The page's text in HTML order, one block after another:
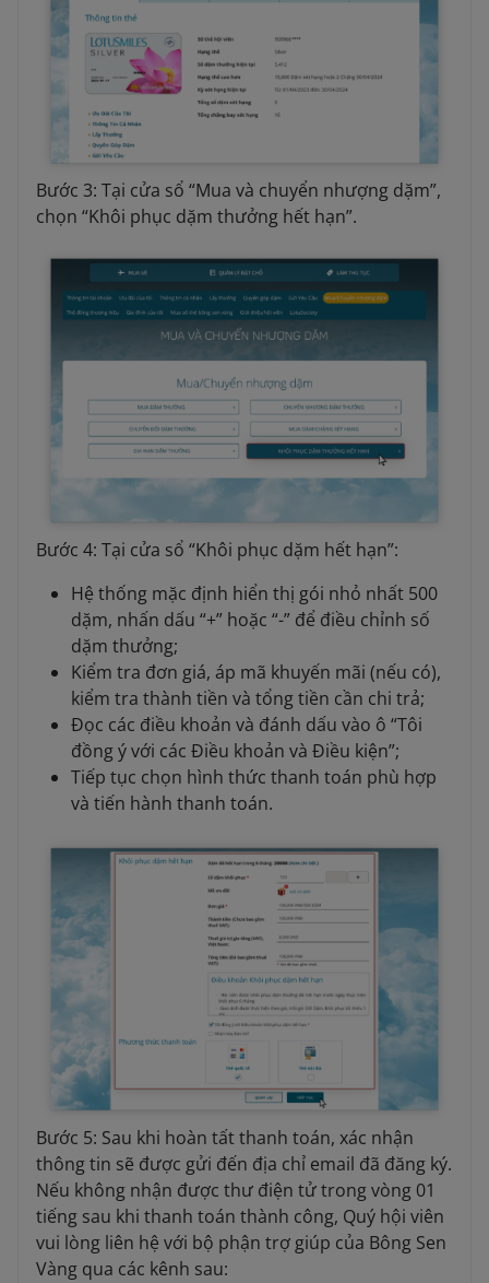
Bước 3: Tại cửa sổ “Mua và chuyển nhượng dặm”,
chọn “Khôi phục dặm thưởng hết hạn”.
Bước 4: Tại cửa sổ “Khôi phục dặm hết hạn”:
Hệ thống mặc định hiển thị gói nhỏ nhất 500
dặm, nhấn dấu “+” hoặc “-” để điều chỉnh số
dặm thưởng;
Kiểm tra đơn giá, áp mã khuyến mãi (nếu có),
kiểm tra thành tiền và tổng tiền cần chi trả;
Đọc các điều khoản và đánh dấu vào ô “Tôi
đồng ý với các Điều khoản và Điều kiện”;
Tiếp tục chọn hình thức thanh toán phù hợp
và tiến hành thanh toán.
Bước 5: Sau khi hoàn tất thanh toán, xác nhận
thông tin sẽ được gửi đến địa chỉ email đã đăng ký.
Nếu không nhận được thư điện tử trong vòng 01
tiếng sau khi thanh toán thành công, Quý hội viên
vui lòng liên hệ với bộ phận trợ giúp của Bông Sen
Vàng qua các kênh sau: